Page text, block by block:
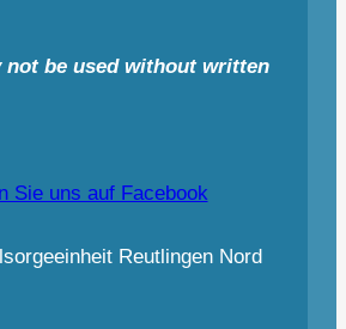
not be used without written
Sie uns auf Facebook
Reutlingen Nord